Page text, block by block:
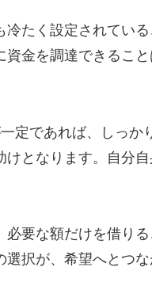
たく設定されてい
金を調達できること
定であれば、しっか
けとなります。自分
必要な額だけを借り
択が、希望へとつ